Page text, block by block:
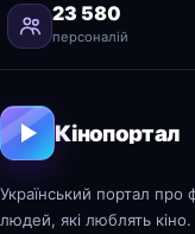
23 580
персоналій
Кінопортал
Український портал про
людей, які люблять кіно.